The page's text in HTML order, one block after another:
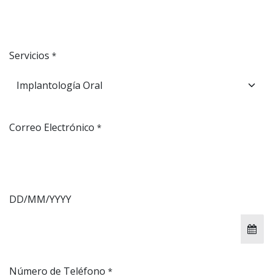
Servicios *
Correo Electrónico *
DD/MM/YYYY
Número de Teléfono *